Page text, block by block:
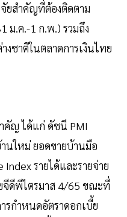
ยสำคัญที่ต้องติดตาม
ม.ค.-1 ก.พ.) รวมถึง
ชาติในตลาดการเงินไทย
คัญ ได้แก่ ดัชนี PMI
นใหม่ ยอดขายบ้านมือ
Index รายได้และรายจ่าย
จีดีพีไตรมาส 4/65 ขณะที่
รกำหนดอัตราดอกเบี้ย